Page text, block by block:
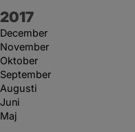
År:
2017
December
November
Oktober
September
Augusti
Juni
Maj